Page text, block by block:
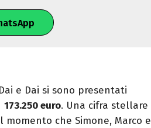
e Dai si sono presentati
173.250 euro. Una cifra stellare
momento che Simone, Marco e